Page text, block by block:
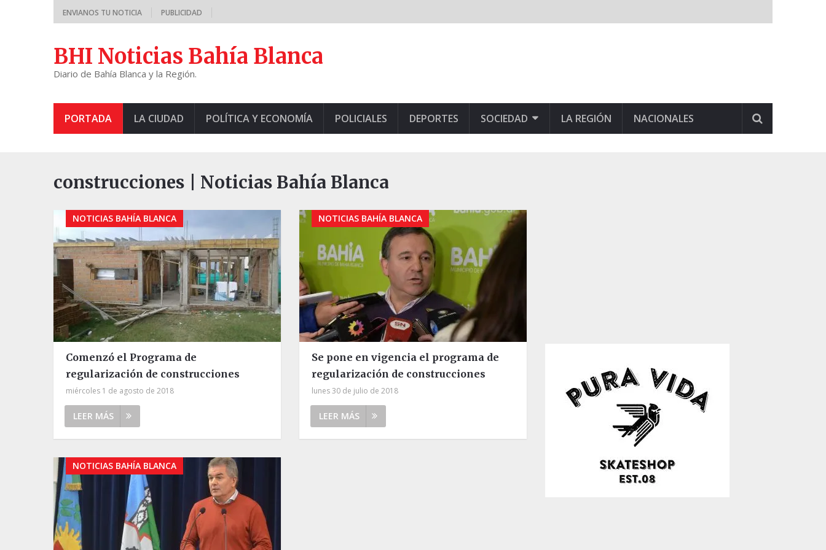
ENVIANOS TU NOTICIA PUBLICIDAD
BHI Noticias Bahía Blanca
Diario de Bahía Blanca y la Región.
PORTADA LA CIUDAD POLÍTICA Y ECONOMÍA POLICIALES DEPORTES SOCIEDAD LA REGIÓN NACIONALES
construcciones | Noticias Bahía Blanca
NOTICIAS BAHÍA BLANCA
Comenzó el Programa de
regularización de construcciones
miércoles 1 de agosto de 2018
LEER MÁS
NOTICIAS BAHÍA BLANCA
Se pone en vigencia el programa de
regularización de construcciones
lunes 30 de julio de 2018
LEER MÁS
NOTICIAS BAHÍA BLANCA